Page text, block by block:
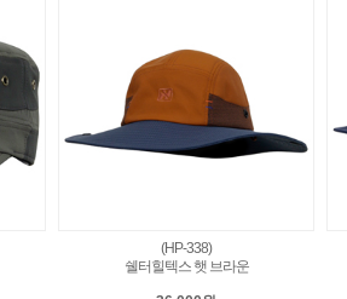
(HP-338)
쉘터힐텍스 햇 브라운